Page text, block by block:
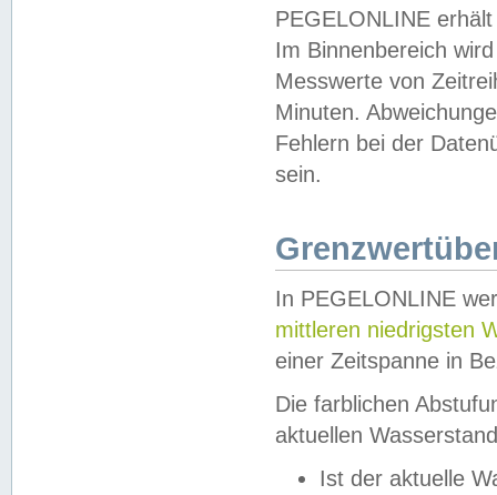
PEGELONLINE
Im Binnenbereich
Messwerte von
Minuten.
Fehlern bei der
sein.
In PEGELONLINE
mittleren niedrigsten
einer Zeitspanne in
Die farblichen
aktuellen
Ist der aktuelle